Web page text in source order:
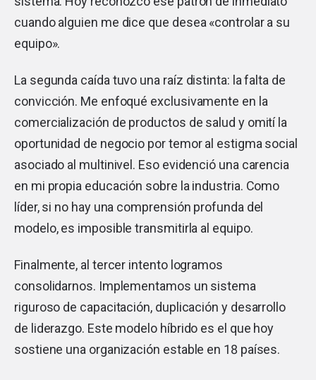
cuando alguien me dice que desea «controlar a su
equipo».
La segunda caída tuvo una raíz distinta: la falta de
convicción. Me enfoqué exclusivamente en la
comercialización de productos de salud y omití la
oportunidad de negocio por temor al estigma social
asociado al multinivel. Eso evidenció una carencia
en mi propia educación sobre la industria. Como
líder, si no hay una comprensión profunda del
modelo, es imposible transmitirla al equipo.
Finalmente, al tercer intento logramos
consolidarnos. Implementamos un sistema
riguroso de capacitación, duplicación y desarrollo
de liderazgo. Este modelo híbrido es el que hoy
sostiene una organización estable en 18 países.